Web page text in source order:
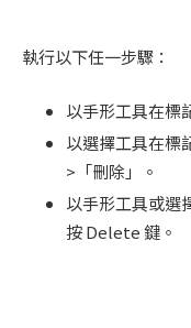
執行以下任一步驟：
以手形工具在標
以選擇工具在標
>「刪除」。
以手形工具或選
按 Delete 鍵。